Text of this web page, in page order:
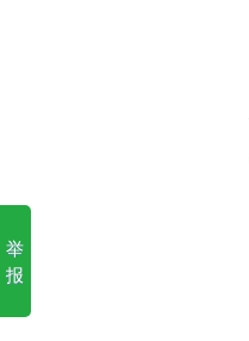
举
报